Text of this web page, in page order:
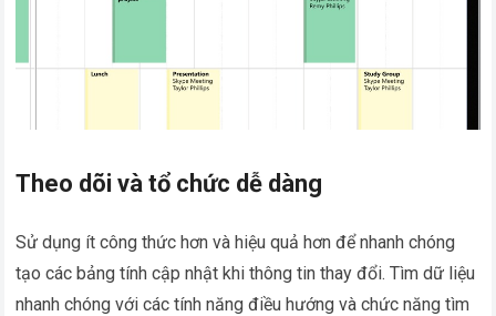
Theo dõi và tổ chức dễ dàng
Sử dụng ít công thức hơn và hiệu quả hơn để nhanh chóng
tạo các bảng tính cập nhật khi thông tin thay đổi. Tìm dữ liệu
nhanh chóng với các tính năng điều hướng và chức năng tìm